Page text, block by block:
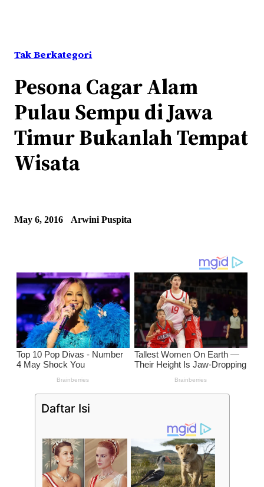
Tak Berkategori
Pesona Cagar Alam
Pulau Sempu di Jawa
Timur Bukanlah Tempat
Wisata
May 6, 2016 Arwini Puspita
Daftar Isi